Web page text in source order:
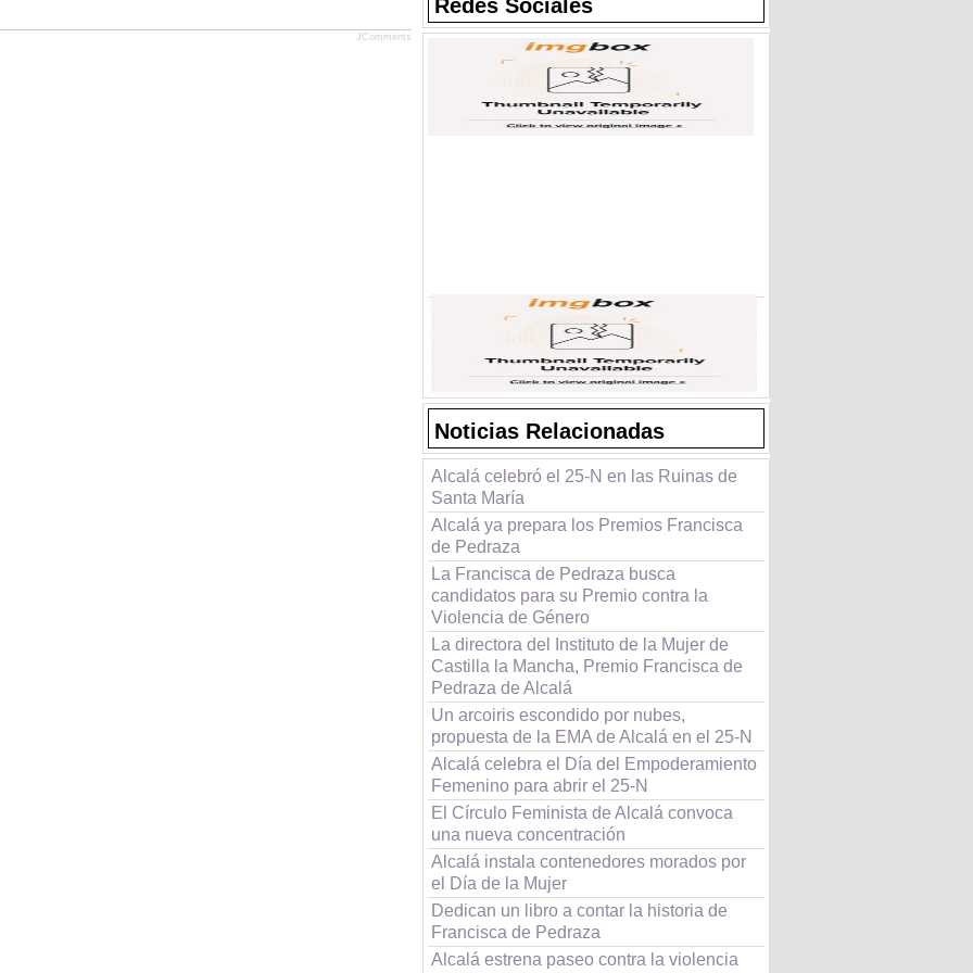
JComments
Redes Sociales
Noticias Relacionadas
Alcalá celebró el 25-N en las Ruinas de
Santa María
Alcalá ya prepara los Premios Francisca
de Pedraza
La Francisca de Pedraza busca
candidatos para su Premio contra la
Violencia de Género
La directora del Instituto de la Mujer de
Castilla la Mancha, Premio Francisca de
Pedraza de Alcalá
Un arcoiris escondido por nubes,
propuesta de la EMA de Alcalá en el 25-N
Alcalá celebra el Día del Empoderamiento
Femenino para abrir el 25-N
El Círculo Feminista de Alcalá convoca
una nueva concentración
Alcalá instala contenedores morados por
el Día de la Mujer
Dedican un libro a contar la historia de
Francisca de Pedraza
Alcalá estrena paseo contra la violencia